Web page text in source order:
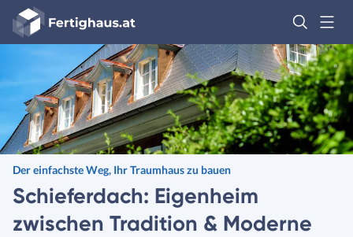
Fertighaus
Logo
Der einfachste Weg, Ihr Traumhaus zu bauen
Schieferdach: Eigenheim
zwischen Tradition & Moderne